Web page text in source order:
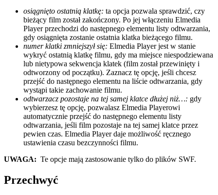
osiągnięto ostatnią klatkę: ta opcja pozwala sprawdzić, czy
bieżący film został zakończony. Po jej włączeniu Elmedia
Player przechodzi do następnego elementu listy odtwarzania,
gdy osiągnięta zostanie ostatnia klatka bieżącego filmu.
numer klatki zmniejszył się: Elmedia Player jest w stanie
wykryć ostatnią klatkę filmu, gdy ma miejsce niespodziewana
lub nietypowa sekwencja klatek (film został przewinięty i
odtworzony od początku). Zaznacz tę opcję, jeśli chcesz
przejść do następnego elementu na liście odtwarzania, gdy
wystąpi takie zachowanie filmu.
odtwarzacz pozostaje na tej samej klatce dłużej niż…: gdy
wybierzesz tę opcję, pozwalasz Elmedia Playerowi
automatycznie przejść do następnego elementu listy
odtwarzania, jeśli film pozostaje na tej samej klatce przez
pewien czas. Elmedia Player daje możliwość ręcznego
ustawienia czasu bezczynności filmu.
UWAGA: Te opcje mają zastosowanie tylko do plików SWF.
Przechwyć